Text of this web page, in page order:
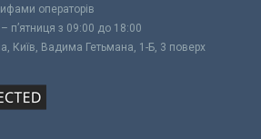
операторів
п’ятниця з 09:00 до 18:00
Київ, Вадима Гетьмана, 1-Б, 3 поверх